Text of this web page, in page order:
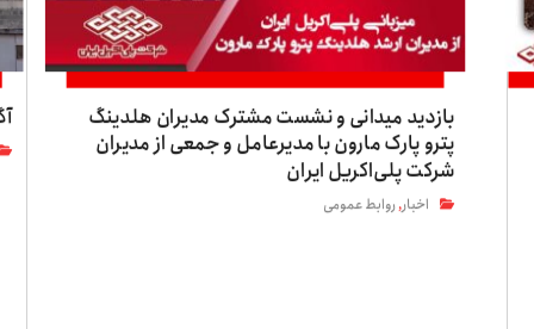
بازدید میدانی و نشست مشترک مدیران هلدینگ
پترو پارک مارون با مدیرعامل و جمعی از مدیران
شرکت پلی‌اکریل ایران
اخبار,روابط عمومی